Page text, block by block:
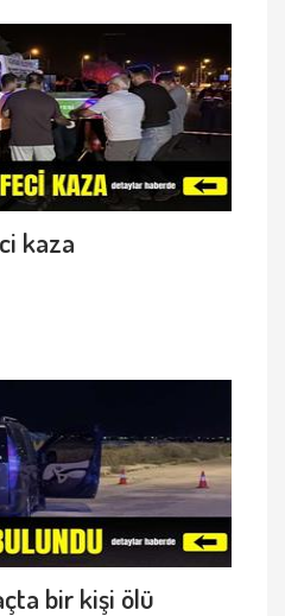
kaza
bir kişi ölü